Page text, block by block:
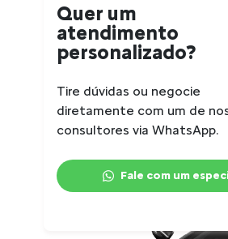
Quer um
atendimento
personalizado?
Tire dúvidas ou negocie
diretamente com um de
consultores via WhatsApp.
Fale com um